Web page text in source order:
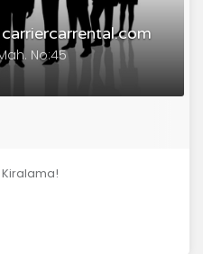
No:45
Kiralama!